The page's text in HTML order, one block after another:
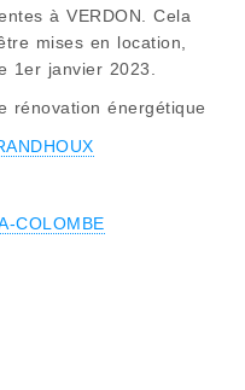
à VERDON. Cela
mises en location,
1er janvier 2023.
rénovation énergétique
COLOMBE